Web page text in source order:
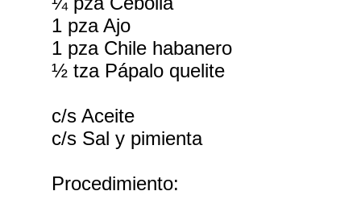
1 pza Ajo
1 pza Chile habanero
½ tza Pápalo quelite
c/s Aceite
c/s Sal y pimienta
Procedimiento: